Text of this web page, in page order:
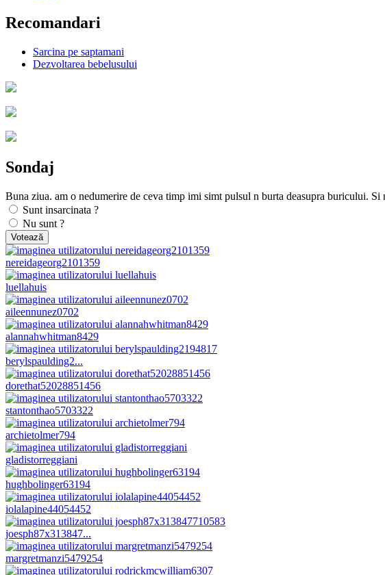
Recomandari
Sarcina pe saptamani
Dezvoltarea bebelusului
Sondaj
Buna ziua. am o nedumerire de ceva timp imi simt pulsul n burta deasupra buricului. Si
Sunt insarcinata ?
Nu sunt ?
nereidageorg2101359
luellahuis
aileennunez0702
alannahwhitman8429
berylspaulding2...
dorethat52028851456
stantonthao5703322
archietolmer794
gladistorreggiani
hughbolinger63194
iolalapine44054452
joesph87x313847...
margretmanzi5479254